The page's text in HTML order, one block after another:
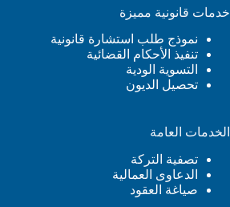
خدمات قانونية مميزة
نموذج طلب استشارة قانونية
تنفيذ الأحكام القضائية
التسوية الودية
تحصيل الديون
الخدمات العامة
تصفية التركة
الدعاوى العمالية
صياغة العقود